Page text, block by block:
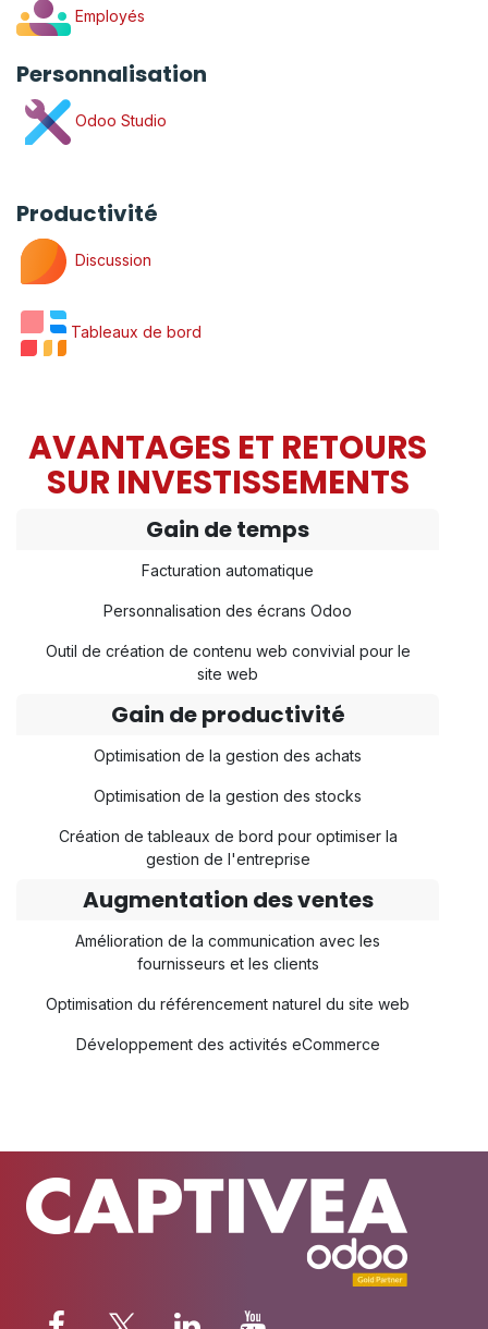
Employés
Personnalisation
Odoo Studio
Productivité
Discussion
Tableaux de bord
AVANTAGES ET RETOURS
SUR INVESTISSEMENTS
Gain de temps
Facturation automatique
Personnalisation des écrans Odoo
Outil de création de contenu web convivial pour le
site web
Gain de productivité
Optimisation de la gestion des achats
Optimisation de la gestion des stocks
Création de tableaux de bord pour optimiser la
gestion de l'entreprise
Augmentation des ventes
Amélioration de la communication avec les
fournisseurs et les clients
Optimisation du référencement naturel du site web
Développement des activités eCommerce